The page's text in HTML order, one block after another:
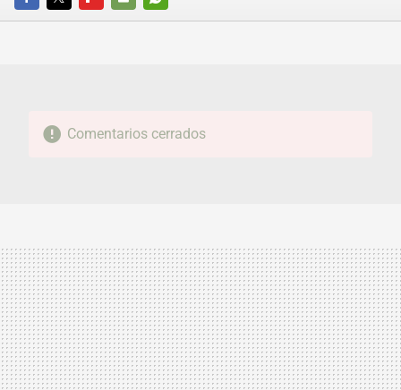
FACEBOOKTWITTERFLIPBOARD
E-
WHATSAPP
Comentarios cerrados